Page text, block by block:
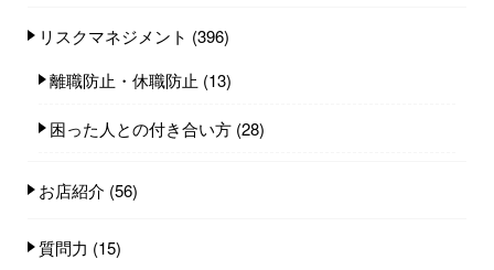
リスクマネジメント (396)
離職防止・休職防止 (13)
困った人との付き合い方 (28)
お店紹介 (56)
質問力 (15)